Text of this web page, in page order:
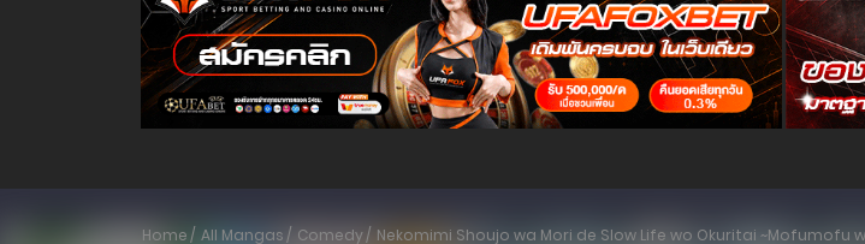
Home All Mangas Comedy Nekomimi Shoujo wa Mori de Slow Life wo Okuritai